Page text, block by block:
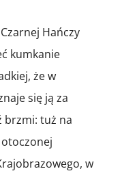
Hańczy
kumkanie
że w
się ją za
brzmi: tuż na
w